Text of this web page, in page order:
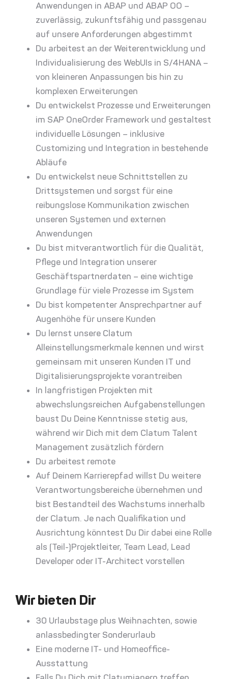
Anwendungen in ABAP und ABAP OO –
zuverlässig, zukunftsfähig und passgenau
auf unsere Anforderungen abgestimmt
Du arbeitest an der Weiterentwicklung und
Individualisierung des WebUIs in S/4HANA –
von kleineren Anpassungen bis hin zu
komplexen Erweiterungen
Du entwickelst Prozesse und Erweiterungen
im SAP OneOrder Framework und gestaltest
individuelle Lösungen – inklusive
Customizing und Integration in bestehende
Abläufe
Du entwickelst neue Schnittstellen zu
Drittsystemen und sorgst für eine
reibungslose Kommunikation zwischen
unseren Systemen und externen
Anwendungen
Du bist mitverantwortlich für die Qualität,
Pflege und Integration unserer
Geschäftspartnerdaten – eine wichtige
Grundlage für viele Prozesse im System
Du bist kompetenter Ansprechpartner auf
Augenhöhe für unsere Kunden
Du lernst unsere Clatum
Alleinstellungsmerkmale kennen und wirst
gemeinsam mit unseren Kunden IT und
Digitalisierungsprojekte vorantreiben
In langfristigen Projekten mit
abwechslungsreichen Aufgabenstellungen
baust Du Deine Kenntnisse stetig aus,
während wir Dich mit dem Clatum Talent
Management zusätzlich fördern
Du arbeitest remote
Auf Deinem Karrierepfad willst Du weitere
Verantwortungsbereiche übernehmen und
bist Bestandteil des Wachstums innerhalb
der Clatum. Je nach Qualifikation und
Ausrichtung könntest Du Dir dabei eine Rolle
als (Teil-)Projektleiter, Team Lead, Lead
Developer oder IT-Architect vorstellen
Wir bieten Dir
30 Urlaubstage plus Weihnachten, sowie
anlassbedingter Sonderurlaub
Eine moderne IT- und Homeoffice-
Ausstattung